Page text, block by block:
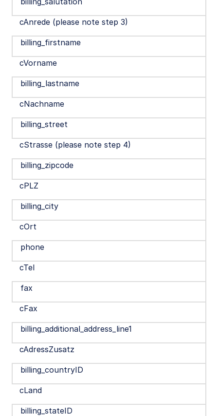
cAnrede (please note step 3)
billing_firstname
cVorname
billing_lastname
cNachname
billing_street
cStrasse (please note step 4)
billing_zipcode
cPLZ
billing_city
cOrt
phone
cTel
fax
cFax
billing_additional_address_line1
cAdressZusatz
billing_countryID
cLand
billing_stateID